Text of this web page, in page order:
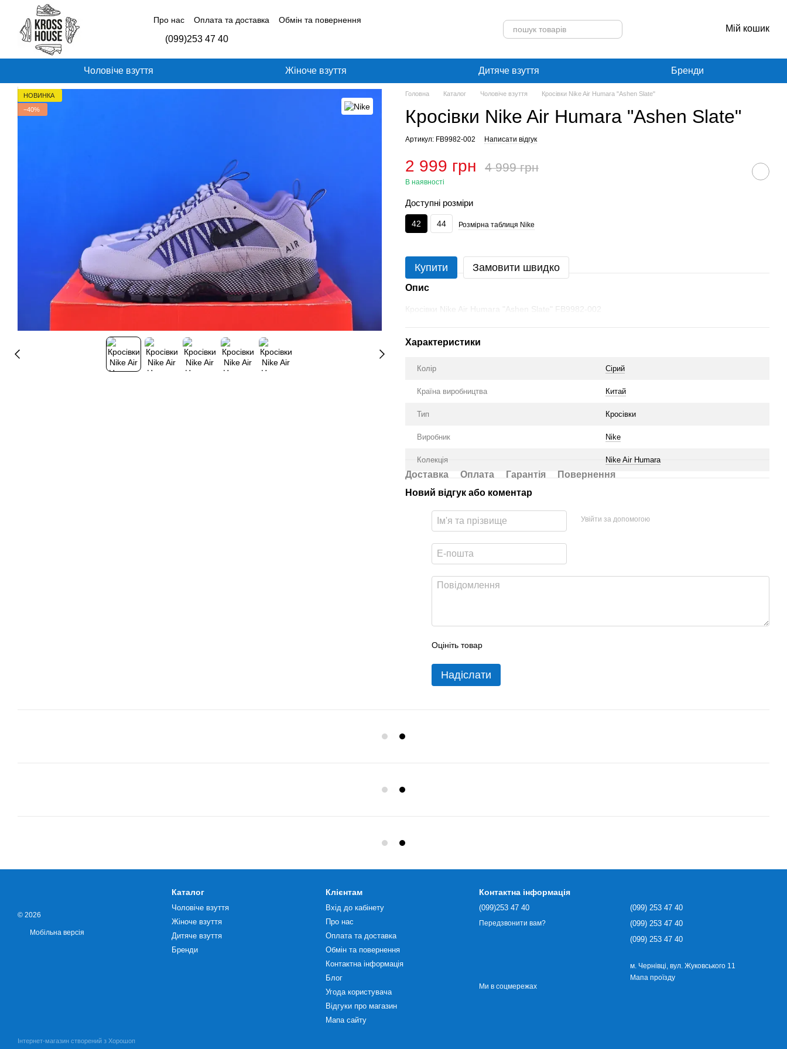
Перейти до основного контенту
Про нас
Оплата та доставка
Обмін та повернення
Відгуки про магазин
(099)253 47 40
Мій кошик
Чоловіче взуття Жіноче взуття Дитяче взуття Бренди
НОВИНКА
−40%
Головна Каталог Чоловіче взуття Кросівки Nike Air Humara "Ashen Slate"
Кросівки Nike Air Humara "Ashen Slate"
Артикул: FB9982-002 Написати відгук
2 999 грн 4 999 грн
В наявності
Доступні розміри
42 44 Розмірна таблиця Nike
Купити Замовити швидко
Опис
Кросівки Nike Air Humara "Ashen Slate" FB9982-002
Характеристики
Колір Сірий
Країна виробництва Китай
Тип Кросівки
Виробник Nike
Колекція Nike Air Humara
Доставка Оплата Гарантія
Повернення
Новий відгук або коментар
Увійти за допомогою
Оцініть товар
Надіслати
© 2026
Мобільна версія
Інтернет-магазин створений з Хорошоп
Каталог
Чоловіче взуття
Жіноче взуття
Дитяче взуття
Бренди
Клієнтам
Вхід до кабінету
Про нас
Оплата та доставка
Обмін та повернення
Контактна інформація
Блог
Угода користувача
Відгуки про магазин
Мапа сайту
Контактна інформація
(099)253 47 40
Передзвонити вам?
(099) 253 47 40
(099) 253 47 40
(099) 253 47 40
м. Чернівці, вул. Жуковського 11
Мапа проїзду
Ми в соцмережах